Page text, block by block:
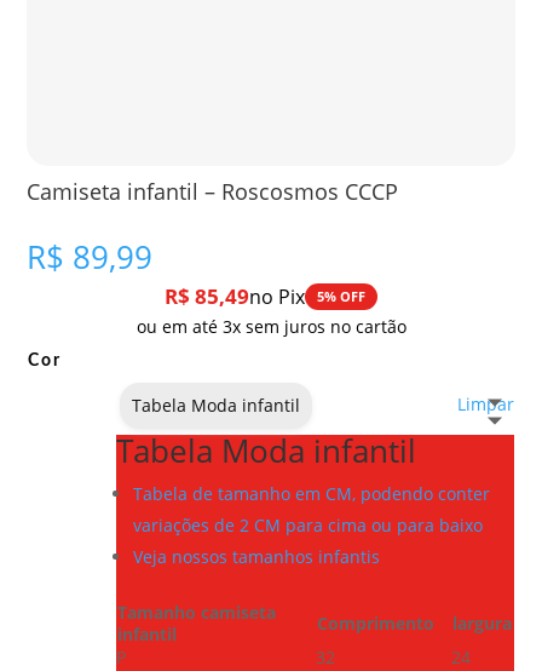
Camiseta infantil – Roscosmos CCCP
R$ 89,99
R$ 85,49no Pix 5% OFF
ou em até 3x sem juros no cartão
Cor
Limpar
Tabela Moda infantil
Tabela Moda infantil
Tabela de tamanho em CM, podendo conter
variações de 2 CM para cima ou para baixo
Veja nossos tamanhos infantis
Tamanho camiseta
infantil
Comprimento
largura
P
32
24